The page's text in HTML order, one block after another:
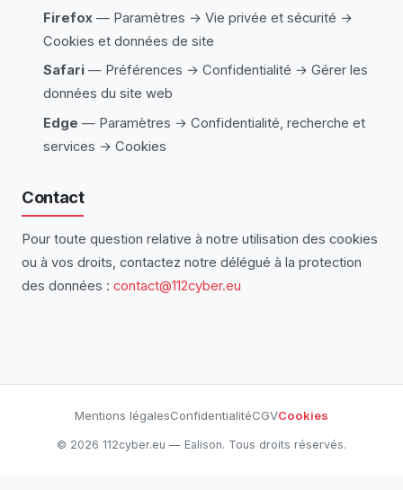
Firefox — Paramètres → Vie privée et sécurité →
Cookies et données de site
Safari — Préférences → Confidentialité → Gérer les
données du site web
Edge — Paramètres → Confidentialité, recherche et
services → Cookies
Contact
Pour toute question relative à notre utilisation des cookies
ou à vos droits, contactez notre délégué à la protection
des données : contact@112cyber.eu
Mentions légalesConfidentialitéCGVCookies
© 2026 112cyber.eu — Ealison. Tous droits réservés.